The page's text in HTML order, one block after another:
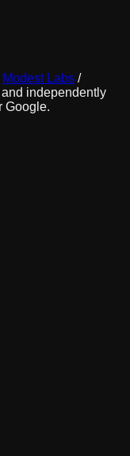
Modest Labs /
independently
Google.